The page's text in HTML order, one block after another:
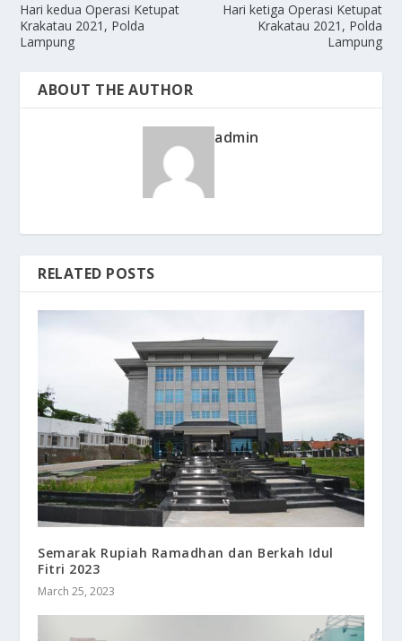
Hari kedua Operasi Ketupat
Krakatau 2021, Polda
Lampung
Hari ketiga Operasi Ketupat
Krakatau 2021, Polda
Lampung
ABOUT THE AUTHOR
admin
RELATED POSTS
Semarak Rupiah Ramadhan dan Berkah Idul
Fitri 2023
March 25, 2023